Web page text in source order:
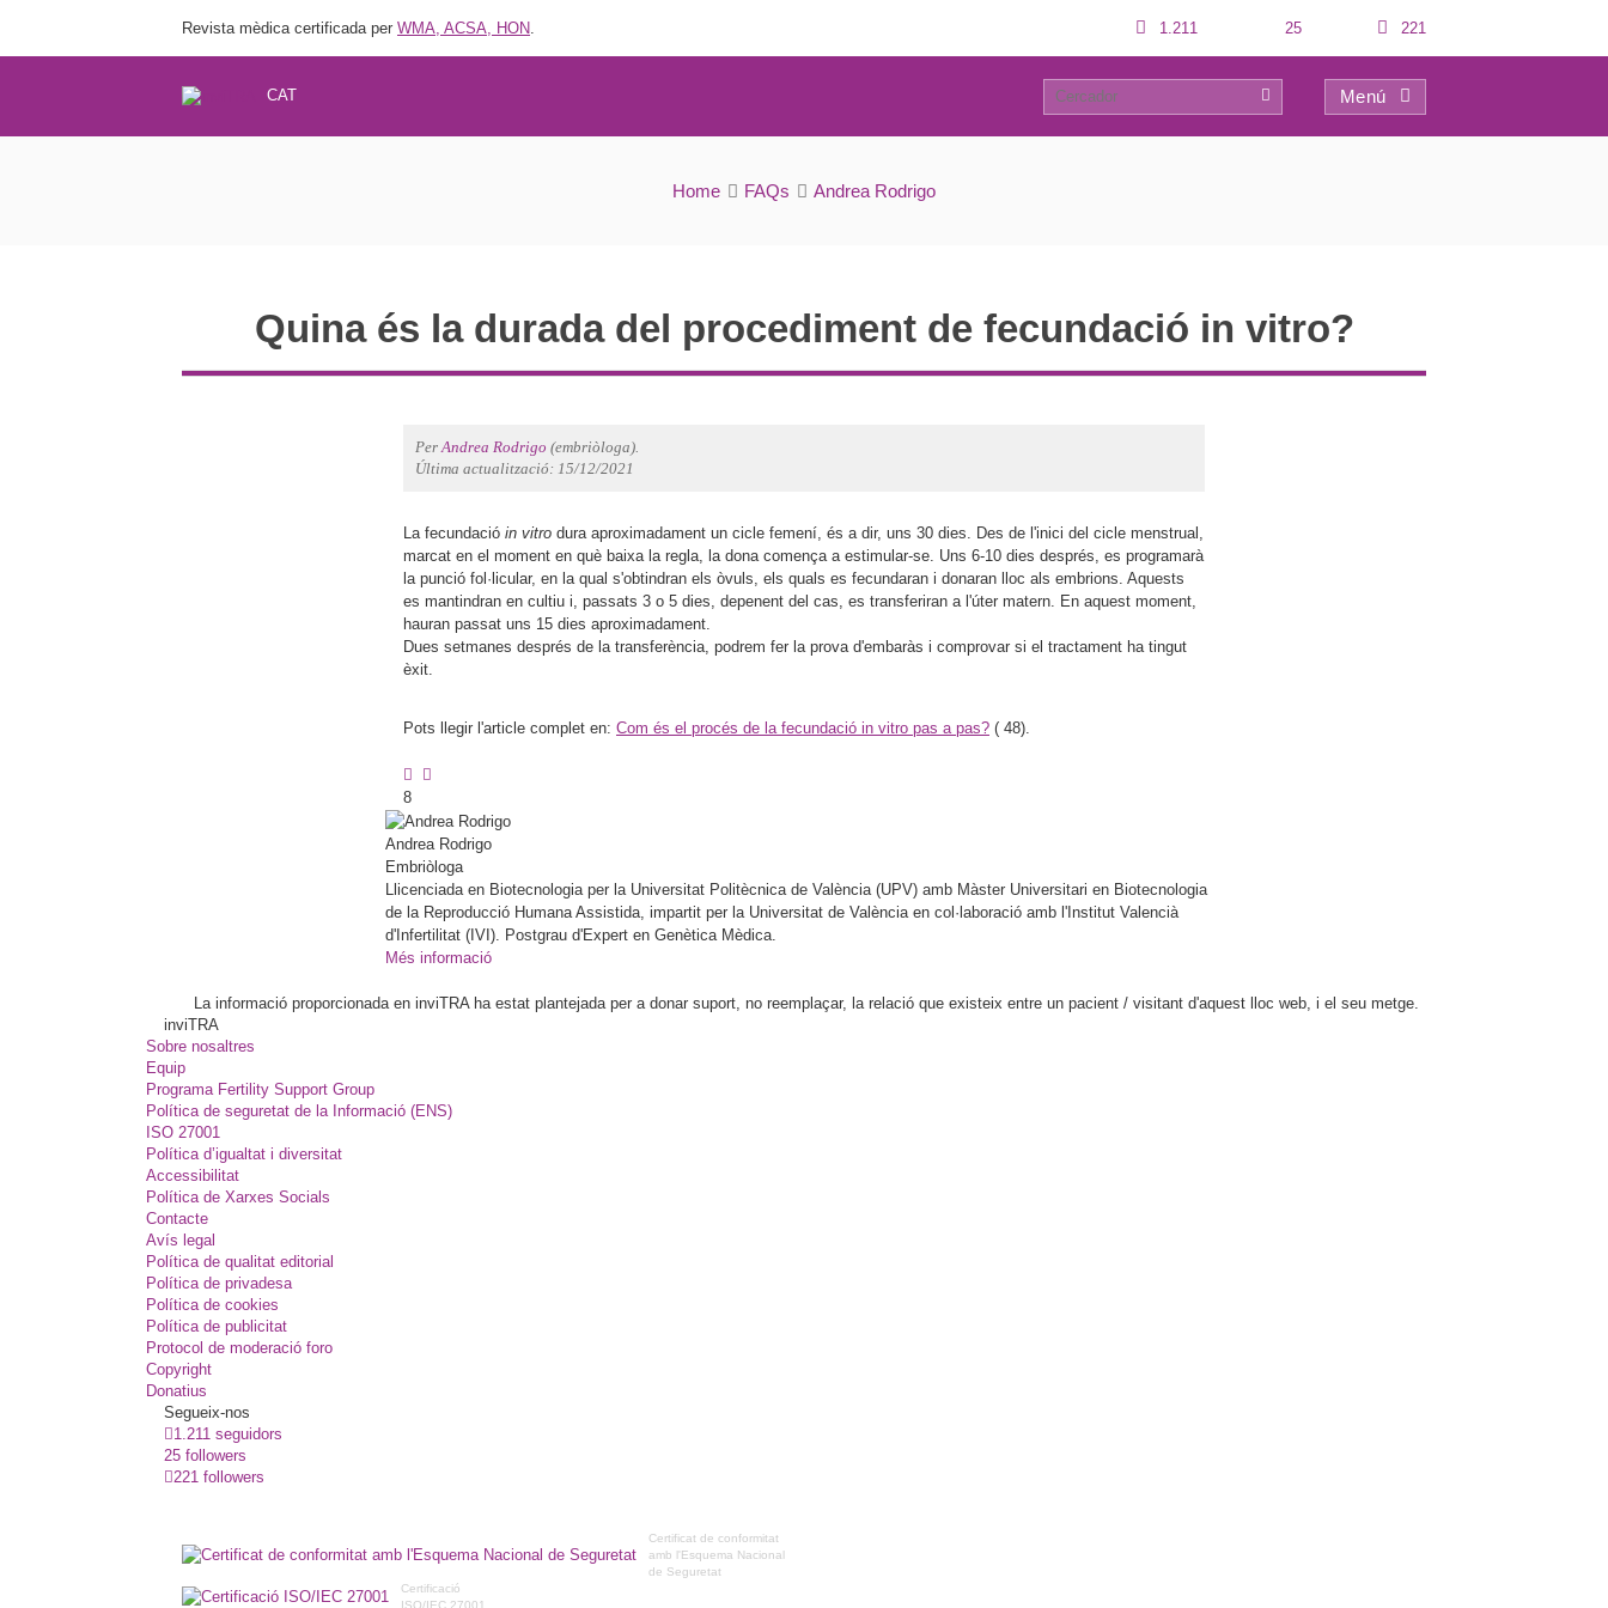
Revista mèdica certificada per WMA, ACSA, HON. 1.211 25 221
CAT
Menú
FAQs
2 0
Home FAQs Andrea Rodrigo
Quina és la durada del procediment de fecundació in vitro?
PerAndrea Rodrigo (embriòloga).
Última actualització: 15/12/2021
La fecundació in vitro dura aproximadament un cicle femení, és a dir, uns 30 dies. Des de l'inici del cicle menstrual,
marcat en el moment en què baixa la regla, la dona comença a estimular-se. Uns 6-10 dies després, es programarà
la punció fol·licular, en la qual s'obtindran els òvuls, els quals es fecundaran i donaran lloc als embrions. Aquests
es mantindran en cultiu i, passats 3 o 5 dies, depenent del cas, es transferiran a l'úter matern. En aquest moment,
hauran passat uns 15 dies aproximadament.
Dues setmanes després de la transferència, podrem fer la prova d'embaràs i comprovar si el tractament ha tingut
èxit.
Pots llegir l'article complet en: Com és el procés de la fecundació in vitro pas a pas? ( 48).
8
Andrea Rodrigo
Embriòloga
Llicenciada en Biotecnologia per la Universitat Politècnica de València (UPV) amb Màster Universitari en Biotecnologia
de la Reproducció Humana Assistida, impartit per la Universitat de València en col·laboració amb l'Institut Valencià
d'Infertilitat (IVI). Postgrau d'Expert en Genètica Mèdica.
Més informació
La informació proporcionada en inviTRA ha estat plantejada per a donar suport, no reemplaçar, la relació que existeix entre un pacient / visitant d'aquest lloc web, i el seu metge.
inviTRA
Sobre nosaltres
Equip
Programa Fertility Support Group
Política de seguretat de la Informació (ENS)
ISO 27001
Política d’igualtat i diversitat
Accessibilitat
Política de Xarxes Socials
Contacte
Avís legal
Política de qualitat editorial
Política de privadesa
Política de cookies
Política de publicitat
Protocol de moderació foro
Copyright
Donatius
Segueix-nos
1.211 seguidors
25 followers
221 followers
Certificat de conformitat
amb l'Esquema Nacional
de Seguretat
Certificació
ISO/IEC 27001